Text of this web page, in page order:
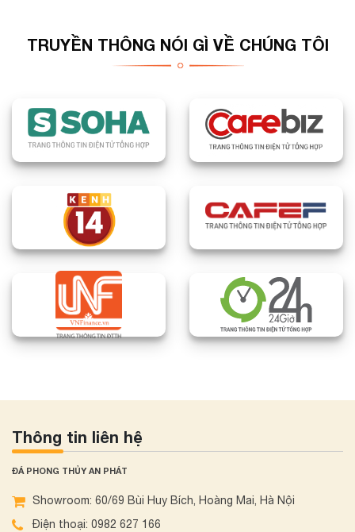
TRUYỀN THÔNG NÓI GÌ VỀ CHÚNG TÔI
Thông tin liên hệ
ĐÁ PHONG THỦY AN PHÁT
Showroom: 60/69 Bùi Huy Bích, Hoàng Mai, Hà Nội
Điện thoại: 0982 627 166